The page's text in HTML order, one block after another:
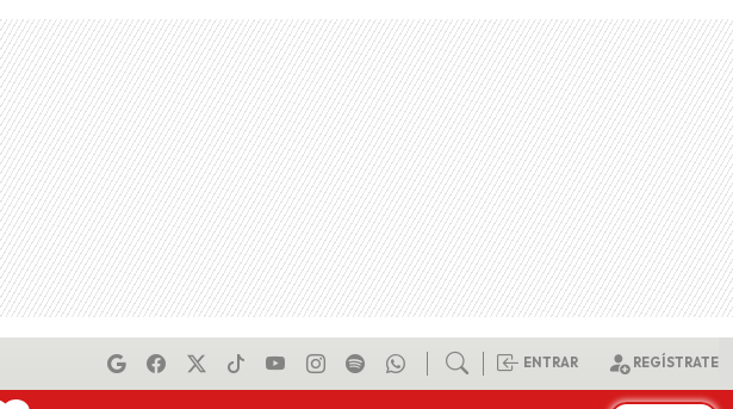
ENTRAR REGÍSTRATE